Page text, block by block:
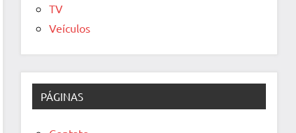
TV
Veículos
PÁGINAS